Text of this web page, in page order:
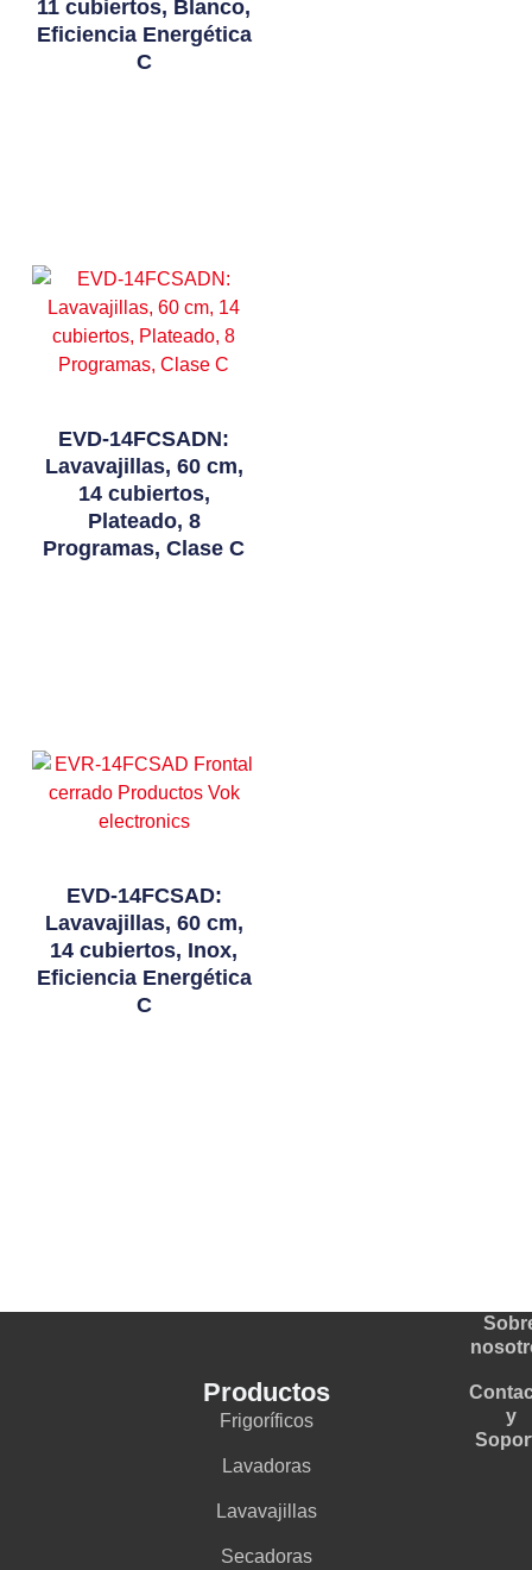
11 cubiertos, Blanco,
Eficiencia Energética
C
EVD-14FCSADN:
Lavavajillas, 60 cm,
14 cubiertos,
Plateado, 8
Programas, Clase C
EVD-14FCSAD:
Lavavajillas, 60 cm,
14 cubiertos, Inox,
Eficiencia Energética
C
Productos
Frigoríficos
Lavadoras
Lavavajillas
Secadoras
y